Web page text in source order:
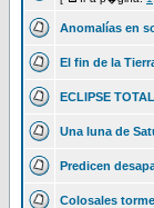
Anomalías en
El fin de la
ECLIPSE
Una luna de
Predicen
Colosales